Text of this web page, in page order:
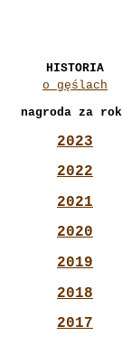
HISTORIA
o gęślach
nagroda za
2023
2022
2021
2020
2019
2018
2017